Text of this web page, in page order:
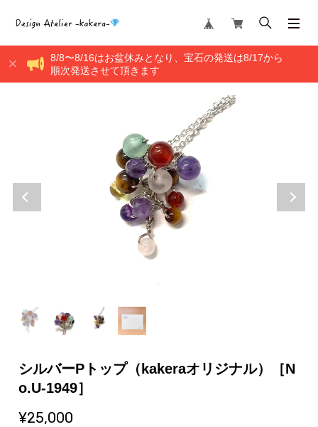
8/8〜8/16はお盆休みとなり、宝石の発送は8/17から
順次発送させて頂きます
シルバーPトップ（kakeraオリジナル）［N
o.U-1949］
¥25,000